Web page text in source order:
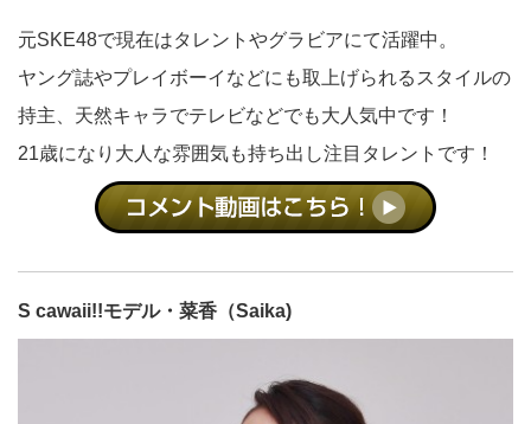
元SKE48で現在はタレントやグラビアにて活躍中。
ヤング誌やプレイボーイなどにも取上げられるスタイルの
持主、天然キャラでテレビなどでも大人気中です！
21歳になり大人な雰囲気も持ち出し注目タレントです！
S cawaii!!モデル・菜香（Saika)